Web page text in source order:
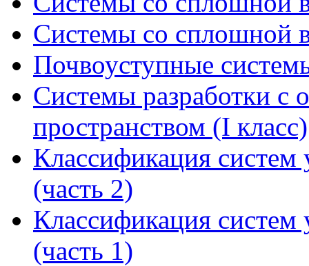
Системы со сплошной
Почвоуступные
Системы разработки с
пространством (I класс)
Классификация
(часть 2)
Классификация
(часть 1)